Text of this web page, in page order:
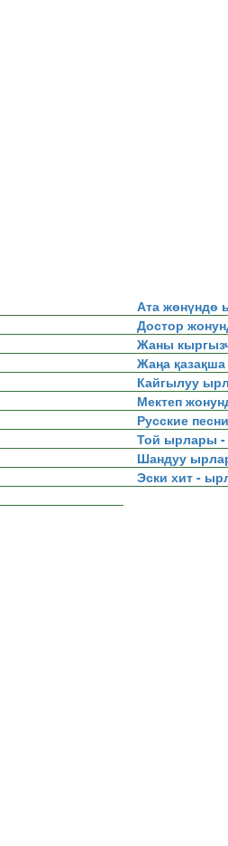
Ата жөнүндө
Достор
Жаны
Жаңа қазақша
Кайгылуу
Мектеп
Русские песни
Той ырлары -
Шандуу
Эски хит -